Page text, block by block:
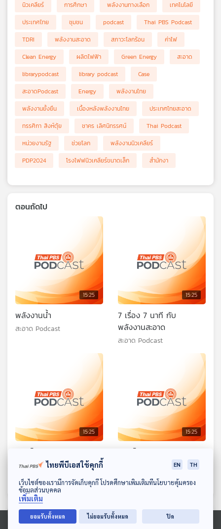
ดาวน์โหลด Thai PBS Podcast Application
นิวเคลียร์
การศึกษา พลังงานทางเลือก
เทคโนโลยี
ประเทศไทย
ชุมชน podcast
Thai PBS Podcast
TDRI
พลังงานสะอาด สภาวะโลกร้อน
ค่าไฟ
Clean Energy
ผลิตไฟฟ้า Green Energy
สะอาด
librarypodcast
library podcast
Case
สะอาดPodcast
Energy
พลังงานไทย
พลังงานยั้งยืน
เบื้องหลังพลังงานไทย
ประเทศไทยสะอาด
ทรรศิกา สิงห์ตุ้ย
ชาคร เลิศนิทรรศน์
Thai Podcast
หน่วยงานรัฐ
ช่วยโลก
พลังงานนิวเคลียร์
PDP2024
โรงไฟฟนิวเคลียร์ขนาดเล็ก สำนักงา
ตอนถัดไป
15:25
พลังงานน้ำ
สะอาด Podcast
15:25
7 เรื่อง 7 นาที กับ
พลังงานสะอาด
สะอาด Podcast
15:25
ปลดล็อกโซลาร์บนหลังคา
สะอาด Podcast
15:25
ปลดล็อกนโยบายพลังงาน
สะอาด สร้างโอกาสประเทศ
สะอาด Podcast
ตอนที่เกี่ยวข้อง
ไทยพีบีเอสใช้คุกกี้ EN TH
เว็บไซต์ของเรามีการจัดเก็บคุกกี้ โปรดศึกษาเพิ่มเติมที่นโยบายคุ้มครอง
ข้อมูลส่วนบุคคล
เพิ่มเติม
ยอมรับทั้งหมด ไม่ยอมรับทั้งหมด ปิด